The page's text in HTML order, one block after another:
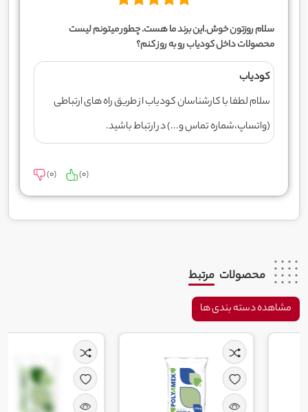
سلام روزتون خوش.این برند ما هست. چطور میتونم لیست
محصولات داخل کودیاب رو به روز کنم؟
کودیاب
سلام لطفا با کارشناسان کودیاب از طریق راه های ارتباطی
(واتساپ،شماره تماس و...) در ارتباط باشید.
(
0
) (
0
)
محصولات مرتبط
مشاهده دسته بندی ها